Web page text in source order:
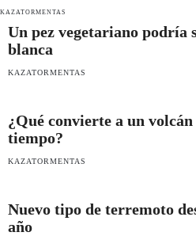
KAZATORMENTAS
Un pez vegetariano podría
blanca
KAZATORMENTAS
¿Qué convierte a un
tiempo?
KAZATORMENTAS
Nuevo tipo de terremoto
año